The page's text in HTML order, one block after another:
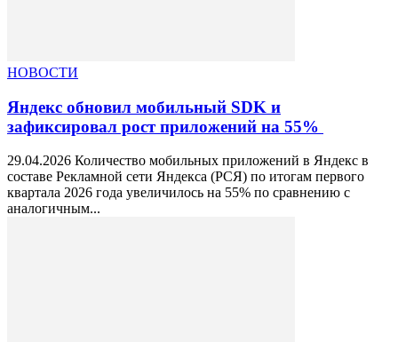
НОВОСТИ
Яндекс обновил мобильный SDK и
зафиксировал рост приложений на 55%
29.04.2026 Количество мобильных приложений в Яндекс в
составе Рекламной сети Яндекса (РСЯ) по итогам первого
квартала 2026 года увеличилось на 55% по сравнению с
аналогичным...